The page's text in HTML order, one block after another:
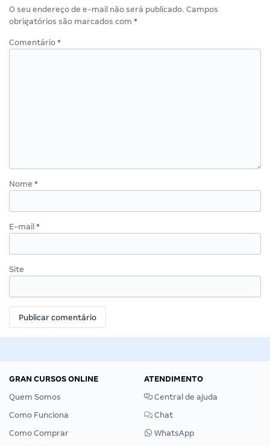
O seu endereço de e-mail não será publicado. Campos
obrigatórios são marcados com *
Comentário *
Nome *
E-mail *
Site
GRAN CURSOS ONLINE
Quem Somos
Como Funciona
Como Comprar
ATENDIMENTO
Central de ajuda
Chat
WhatsApp